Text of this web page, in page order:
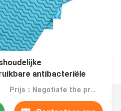
antibacteriële
Prijs：Negotiate the price in detail according to the product